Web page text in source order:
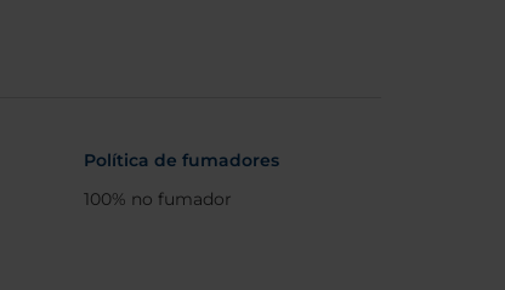
Política de fumadores
100% no fumador